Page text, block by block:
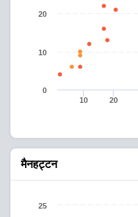
10 20
0
10
20
मैनहट्टन
25